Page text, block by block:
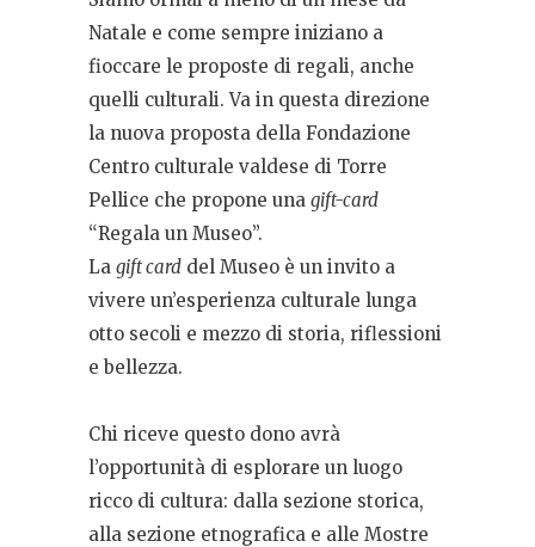
Natale e come sempre iniziano a
fioccare le proposte di regali, anche
quelli culturali. Va in questa direzione
la nuova proposta della Fondazione
Centro culturale valdese di Torre
Pellice che propone una gift-card
“Regala un Museo”.
La gift card del Museo è un invito a
vivere un’esperienza culturale lunga
otto secoli e mezzo di storia, riflessioni
e bellezza.
Chi riceve questo dono avrà
l’opportunità di esplorare un luogo
ricco di cultura: dalla sezione storica,
alla sezione etnografica e alle Mostre